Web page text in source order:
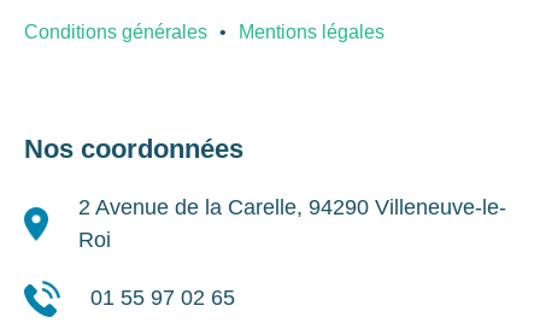
Conditions générales Mentions légales
Nos coordonnées
2 Avenue de la Carelle, 94290 Villeneuve-le-
Roi
01 55 97 02 65